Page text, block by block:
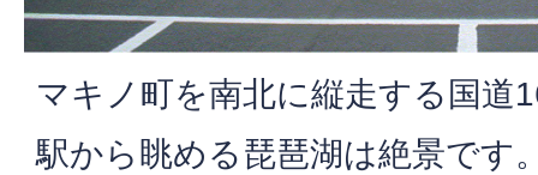
マキノ町を南北に縦走する国道
駅から眺める琵琶湖は絶景です